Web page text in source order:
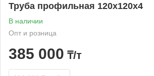
Труба профильная 120х120х4
В наличии
Опт и розница
385 000 ₸/т